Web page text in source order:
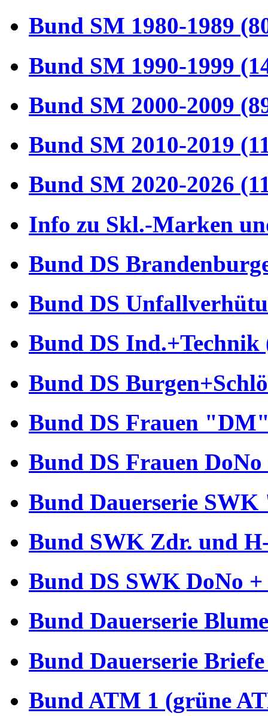
Bund SM 1980-1989
Bund SM 1990-1999
Bund SM 2000-2009
Bund SM 2010-2019
Bund SM 2020-2026
Info zu Skl.-Marken
Bund DS
Bund DS
Bund DS Ind.+Technik
Bund DS
Bund DS Frauen
Bund DS Frauen
Bund Dauerserie
Bund SWK Zdr. und
Bund DS SWK DoNo +
Bund Dauerserie
Bund Dauerserie
Bund ATM 1 (grüne